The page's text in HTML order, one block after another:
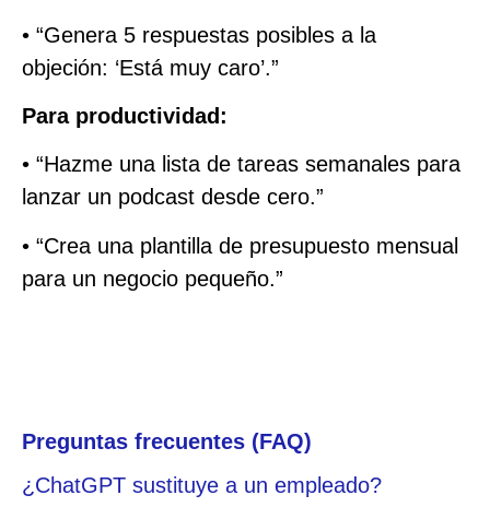
• “Genera 5 respuestas posibles a la
objeción: ‘Está muy caro’.”
Para productividad:
• “Hazme una lista de tareas semanales para
lanzar un podcast desde cero.”
• “Crea una plantilla de presupuesto mensual
para un negocio pequeño.”
Preguntas frecuentes (FAQ)
¿ChatGPT sustituye a un empleado?